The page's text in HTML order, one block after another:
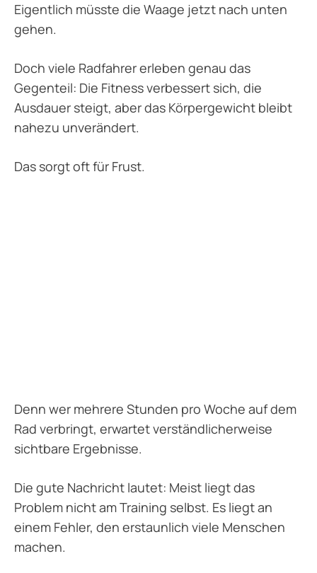
Eigentlich müsste die Waage jetzt nach unten
gehen.
Doch viele Radfahrer erleben genau das
Gegenteil: Die Fitness verbessert sich, die
Ausdauer steigt, aber das Körpergewicht bleibt
nahezu unverändert.
Das sorgt oft für Frust.
Denn wer mehrere Stunden pro Woche auf dem
Rad verbringt, erwartet verständlicherweise
sichtbare Ergebnisse.
Die gute Nachricht lautet: Meist liegt das
Problem nicht am Training selbst. Es liegt an
einem Fehler, den erstaunlich viele Menschen
machen.